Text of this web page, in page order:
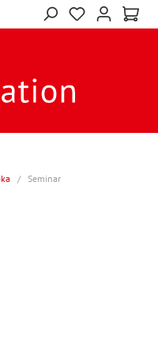
/ Seminar